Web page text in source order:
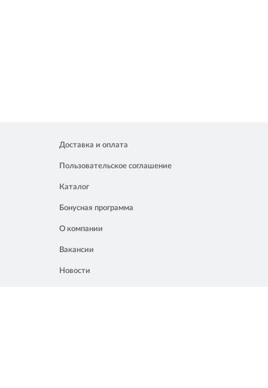
Доставка и оплата
Пользовательское соглашение
Каталог
Бонусная программа
О компании
Вакансии
Новости